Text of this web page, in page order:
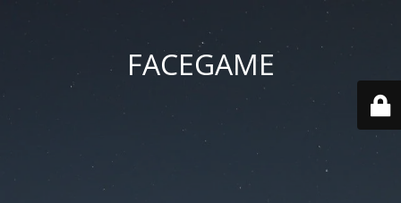
FACEGAME